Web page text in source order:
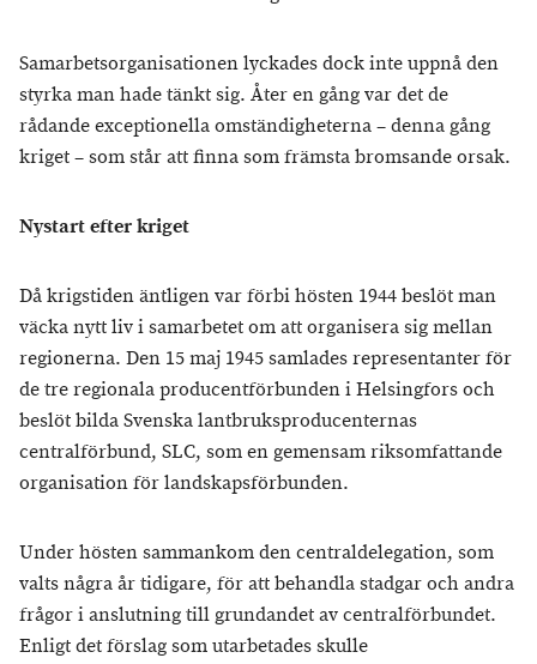
Samarbetsorganisationen lyckades dock inte uppnå den
styrka man hade tänkt sig. Åter en gång var det de
rådande exceptionella omständigheterna – denna gång
kriget – som står att finna som främsta bromsande orsak.
Nystart efter kriget
Då krigstiden äntligen var förbi hösten 1944 beslöt man
väcka nytt liv i samarbetet om att organisera sig mellan
regionerna. Den 15 maj 1945 samlades representanter för
de tre regionala producentförbunden i Helsingfors och
beslöt bilda Svenska lantbruksproducenternas
centralförbund, SLC, som en gemensam riksomfattande
organisation för landskapsförbunden.
Under hösten sammankom den centraldelegation, som
valts några år tidigare, för att behandla stadgar och andra
frågor i anslutning till grundandet av centralförbundet.
Enligt det förslag som utarbetades skulle